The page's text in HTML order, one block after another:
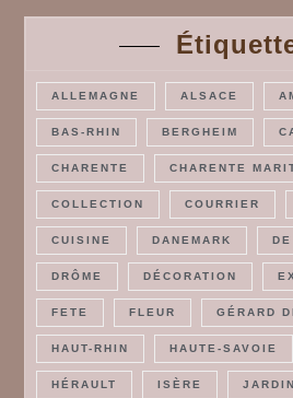
ALLEMAGNE ALSACE
BAS-RHIN BERGHEIM
CHARENTE CHARENTE
COLLECTION COURRIER
CUISINE DANEMARK
DRÔME DÉCORATION
FETE FLEUR GÉRARD
HAUT-RHIN HAUTE-SAVOIE
HÉRAULT ISÈRE JARDIN